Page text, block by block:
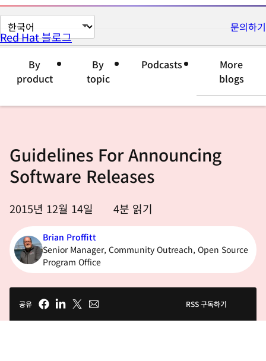
페
이
변
문의하기
Red Hat 블로그
By
product
By
topic
Podcasts
More
blogs
Guidelines For Announcing
Software Releases
2015년 12월 14일 4분 읽기
Brian Proffitt
Senior Manager, Community Outreach, Open Source
Program Office
공유 RSS 구독하기